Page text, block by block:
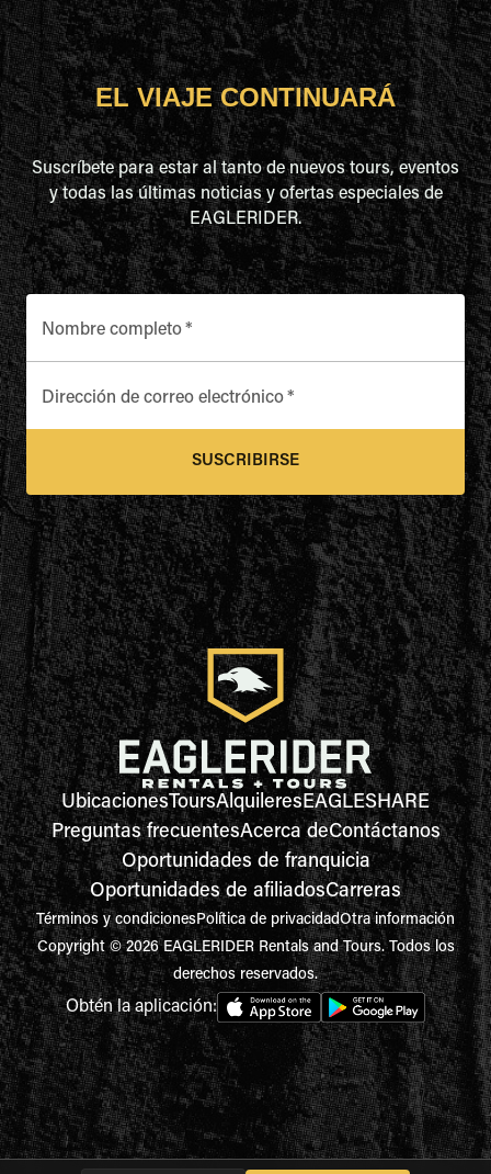
EL VIAJE CONTINUARÁ
Suscríbete para estar al tanto de nuevos tours, eventos
y todas las últimas noticias y ofertas especiales de
EAGLERIDER.
Nombre completo*
Dirección de correo electrónico*
SUSCRIBIRSE
UbicacionesToursAlquileresEAGLESHARE
Preguntas frecuentesAcerca deContáctanos
Oportunidades de franquicia
Oportunidades de afiliadosCarreras
Términos y condicionesPolítica de privacidadOtra información
Copyright © 2026 EAGLERIDER Rentals and Tours. Todos los
derechos reservados.
Obtén la aplicación: